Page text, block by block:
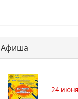
Афиша
24